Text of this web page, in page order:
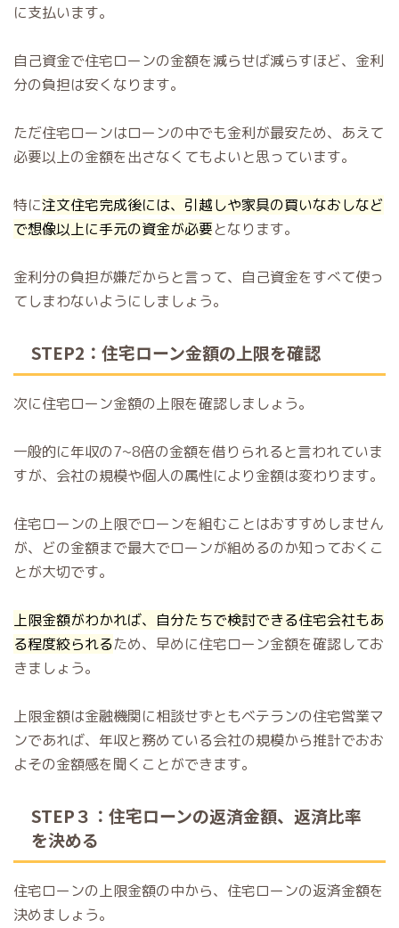
に支払います。
自己資金で住宅ローンの金額を減らせば減らすほど、金利
分の負担は安くなります。
ただ住宅ローンはローンの中でも金利が最安ため、あえて
必要以上の金額を出さなくてもよいと思っています。
特に注文住宅完成後には、引越しや家具の買いなおしなど
で想像以上に手元の資金が必要となります。
金利分の負担が嫌だからと言って、自己資金をすべて使っ
てしまわないようにしましょう。
STEP2：住宅ローン金額の上限を確認
次に住宅ローン金額の上限を確認しましょう。
一般的に年収の7~8倍の金額を借りられると言われていま
すが、会社の規模や個人の属性により金額は変わります。
住宅ローンの上限でローンを組むことはおすすめしません
が、どの金額まで最大でローンが組めるのか知っておくこ
とが大切です。
上限金額がわかれば、自分たちで検討できる住宅会社もあ
る程度絞られるため、早めに住宅ローン金額を確認してお
きましょう。
上限金額は金融機関に相談せずともベテランの住宅営業マ
ンであれば、年収と務めている会社の規模から推計でおお
よその金額感を聞くことができます。
STEP３：住宅ローンの返済金額、返済比率
を決める
住宅ローンの上限金額の中から、住宅ローンの返済金額を
決めましょう。